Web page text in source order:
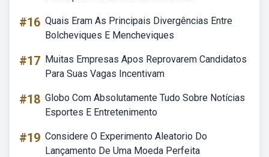
#16 Quais Eram As Principais Divergências Entre
Bolcheviques E Mencheviques
#17 Muitas Empresas Apos Reprovarem Candidatos
Para Suas Vagas Incentivam
#18 Globo Com Absolutamente Tudo Sobre Notícias
Esportes E Entretenimento
#19 Considere O Experimento Aleatorio Do
Lançamento De Uma Moeda Perfeita